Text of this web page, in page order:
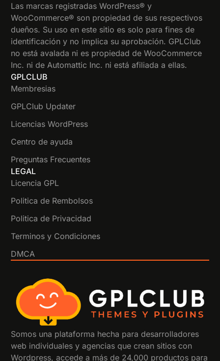
Las marcas registradas WordPress® y
WooCommerce® son propiedad de sus respectivos
dueños. Su uso en este sitio es solo para fines de
identificación y no implica su aprobación. GPLClub
no está avalada ni es propiedad de WooCommerce
Inc. ni de Automattic Inc. ni está afiliada a ellas.
GPLCLUB
Membresias
GPLClub Updater
Licencias WordPress
Centro de ayuda
Preguntas Frecuentes
LEGAL
Licencia GPL
Politica de Rembolsos
Politica de Privacidad
Terminos y Condiciones
DMCA
Somos una plataforma hecha para desarrolladores
web individuales y agencias que crean sitios con
Wordpress, accede a más de 24,000 productos para